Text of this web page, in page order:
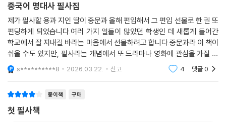
모어 댄 블루
아호, 나의 아들
산사나무 아래
폭포
사라진 그녀
또 한 번의 여름
도수설애니
숨통을 조이는 사랑
중국어 명대사 필사집
제가 필사할 용과 지인 딸이 중문과 올해 편입해서 그 편입 선물로 한 권 또
편딩하게 되었습니다.여러 가지 일들이 많았던 학생인 데 새롭게 들어간
학교에서 잘 지내길 바라는 마음에서 선물하려고 합니다.중문과라 이 책이
쉬울 수도 있지만, 필사라는 개념에서 또 드라마나 영화에 관심을 가질 수
도 있느니 좋은 공부의 동기는 되겠다 생각합니다.
s**********8 2026.03.22. 신고 4 댓글0
종이책 구매
첫 필사책